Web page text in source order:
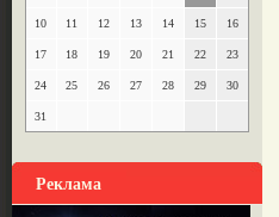
10 11 12 13 14 15 16
17 18 19 20 21 22 23
24 25 26 27 28 29 30
31
Реклама